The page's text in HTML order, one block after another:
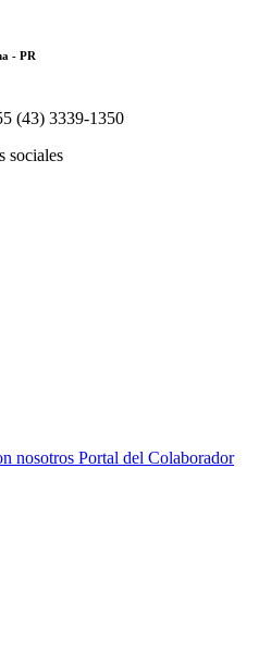
- PR
(43) 3339-1350
sociales
nosotros Portal del Colaborador